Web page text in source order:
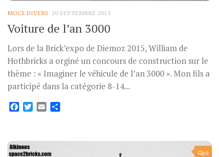
MOCS DIVERS 20 SEPTEMBRE 2015
Voiture de l’an 3000
Lors de la Brick’expo de Diemoz 2015, William de
Hothbricks a orginé un concours de construction sur le
thème : « Imaginer le véhicule de l’an 3000 ». Mon fils a
participé dans la catégorie 8-14...
Facebook
Twitter
Email
0